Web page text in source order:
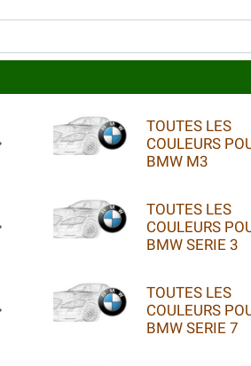
TOUTES LES
COULEURS
BMW M3
TOUTES LES
COULEURS
BMW SERIE 3
TOUTES LES
COULEURS
BMW SERIE 7